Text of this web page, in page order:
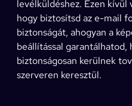
levélküldéshez. Ezen kívül
hogy biztosítsd az e-mail
biztonságát, ahogyan a
beállítással garantálhatod,
biztonságosan kerülnek
szerveren keresztül.